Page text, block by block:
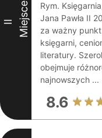
II Miejsce
Rym.
Jana Pawła II
za ważny
księgarni,
literatury.
obejmuje
najnowszych ...
8.6